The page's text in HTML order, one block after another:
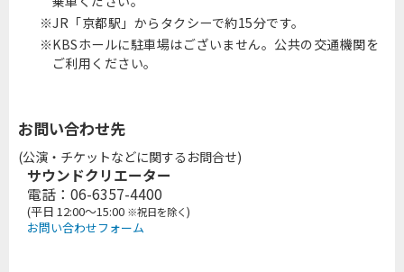
JR「京都駅」からタクシーで約15分です。
KBSホールに駐車場はございません。公共の交通機関を
ご利用ください。
お問い合わせ先
(公演・チケットなどに関するお問合せ)
サウンドクリエーター
電話：06-6357-4400
(平日 12:00～15:00 ※祝日を除く)
お問い合わせフォーム